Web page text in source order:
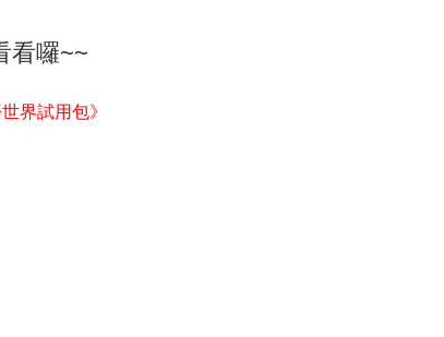
看囉~~
界試用包》